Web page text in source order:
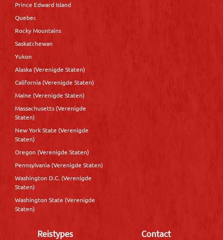
Prince Edward Island
Quebec
Rocky Mountains
Saskatchewan
Yukon
Alaska (Verenigde Staten)
California (Verenigde Staten)
Maine (Verenigde Staten)
Massachusetts (Verenigde
Staten)
New York State (Verenigde
Staten)
Oregon (Verenigde Staten)
Pennsylvania (Verenigde Staten)
Washington D.C. (Verenigde
Staten)
Washington State (Verenigde
Staten)
Reistypes Contact